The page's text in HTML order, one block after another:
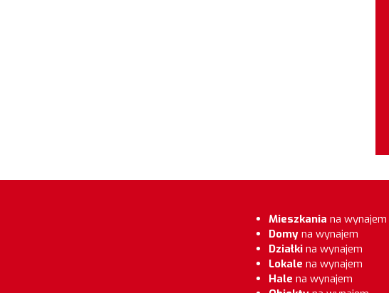
Mieszkania na wynajem
Domy na wynajem
Działki na wynajem
Lokale na wynajem
Hale na wynajem